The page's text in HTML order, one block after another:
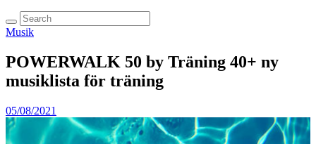
Musik
POWERWALK 50 by Träning 40+ ny
musiklista för träning
05/08/2021